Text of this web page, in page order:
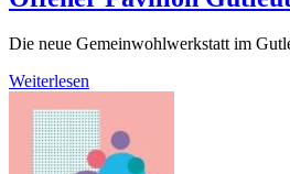
Die neue Gemeinwohlwerkstatt im
Weiterlesen